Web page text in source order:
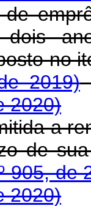
de
no
2019)
2020)
a
de
905, de
2020)